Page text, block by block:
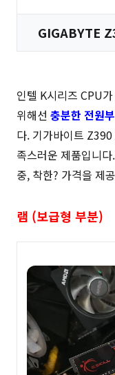
GIGABYTE
인텔 K시리즈 CPU
위해선 충분한 전원
다. 기가바이트
족스러운 제품입니
중, 착한? 가격을 제
램 (보급형 부분)